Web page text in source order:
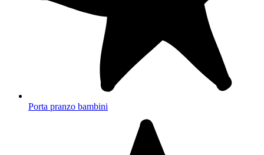
Porta pranzo bambini